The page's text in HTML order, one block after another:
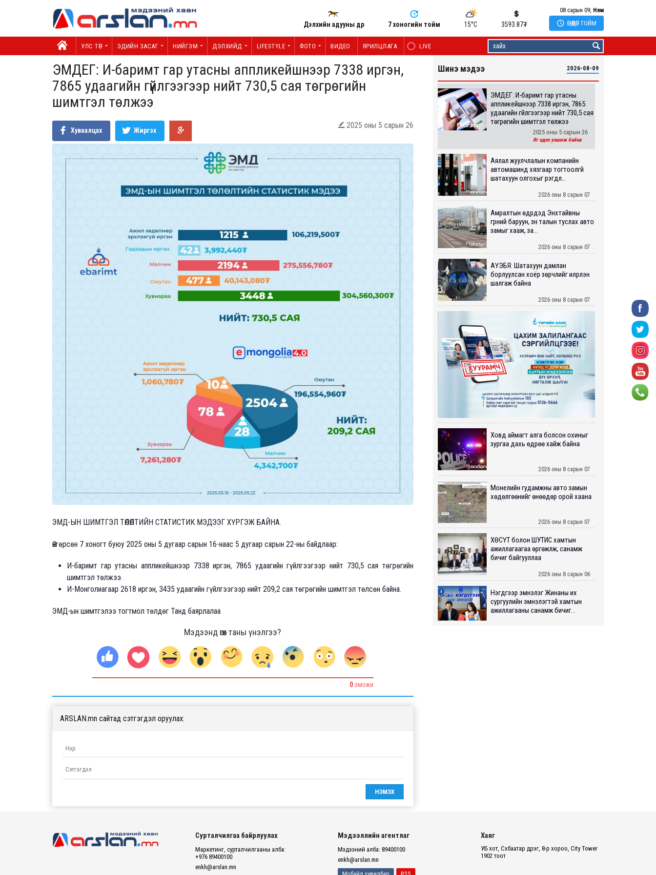
Дэлхийн адууны өдөр 7 хоногийн тойм 15°C 3593.87₮
08 сарын 09, Ням
 ӨНӨӨДӨР ТОЙМ
УЛС ТӨР ЭДИЙН ЗАСАГ НИЙГЭМ ДЭЛХИЙД LIFESTYLE ФОТО ВИДЕО ЯРИЛЦЛАГА LIVE
ЭМДЕГ: И-баримт гар утасны аппликейшнээр 7338 иргэн,
7865 удаагийн гүйлгээгээр нийт 730,5 сая төгрөгийн
шимтгэл төлжээ
Хуваалцах Жиргэх
 2025 оны 5 сарын 26
ЭМД-ЫН ШИМТГЭЛ ТӨЛӨЛТИЙН СТАТИСТИК МЭДЭЭГ ХҮРГЭЖ БАЙНА.
Өнгөрсөн 7 хоногт буюу 2025 оны 5 дугаар сарын 16-наас 5 дугаар сарын 22-ны байдлаар:
И-баримт гар утасны аппликейшнээр 7338 иргэн, 7865 удаагийн гүйлгээгээр нийт 730,5 сая төгрөгийн
шимтгэл төлжээ.
И-Монголиагаар 2618 иргэн, 3435 удаагийн гүйлгээгээр нийт 209,2 сая төгрөгийн шимтгэл төлсөн байна.
ЭМД-ын шимтгэлээ тогтмол төлдөг Танд баярлалаа
Мэдээнд өгөх таны үнэлгээ?
0 ЭМОЖИ
ARSLAN.mn сайтад сэтгэгдэл оруулах:
Шинэ мэдээ 2026-08-09
ЭМДЕГ: И-баримт гар утасны
аппликейшнээр 7338 иргэн, 7865
удаагийн гүйлгээгээр нийт 730,5 сая
төгрөгийн шимтгэл төлжээ
2025 оны 5 сарын 26
Яг одоо уншиж байна
Аялал жуулчлалын компанийн
автомашинд хязгаар тогтоолгүй
шатахуун олгохыг үүрэгдл...
2026 оны 8 сарын 07
Амралтын өдрүүдэд Энхтайвны
гүүрний баруун, зүүн талын туслах авто
замыг хааж, за...
2026 оны 8 сарын 07
АҮЭБЯ: Шатахуун дамлан
борлуулсан хоёр зөрчлийг илрүүлэн
шалгаж байна
2026 оны 8 сарын 07
Ховд аймагт алга болсон охиныг
зургаа дахь өдрөө хайж байна
2026 оны 8 сарын 07
Монелийн гудамжны авто замын
хөдөлгөөнийг өнөөдөр орой хаана
2026 оны 8 сарын 07
ХӨСҮТ болон ШУТИС хамтын
ажиллагаагаа өргөжүүлж, санамж
бичиг байгууллаа
2026 оны 8 сарын 06
Нэгдүгээр эмнэлэг Жинаны их
сургуулийн эмнэлэгтэй хамтын
ажиллагааны санамж бичиг...
АИ-92 авто бензиний үнэ 2840
Сурталчилгаа байрлуулах
Маркетинг, сурталчилгааны алба:
+976 89400100
enkh@arslan.mn
Мэдээллийн агентлаг
Мэдээний алба: 89400100
enkh@arslan.mn
Хаяг
УБ хот, Сүхбаатар дүүрэг, 8-р хороо, City Tower
1902 тоот